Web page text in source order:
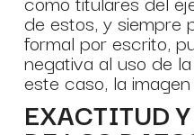
de estos, y siempre
formal por escrito,
negativa al uso de
este caso, la
EXACTITUD